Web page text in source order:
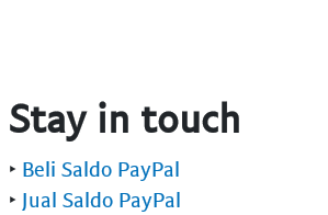
Stay in touch
‣ Beli Saldo PayPal
‣ Jual Saldo PayPal